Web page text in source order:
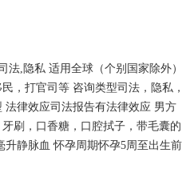
法,隐私 适用全球（个别国家除外）
，打官司等 咨询类型司法，隐私，
法律效应司法报告有法律效应 男方
刷，口香糖，口腔拭子，带毛囊的
升静脉血 怀孕周期怀孕5周至出生前